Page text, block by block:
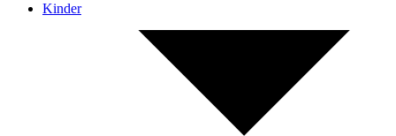
Kinder